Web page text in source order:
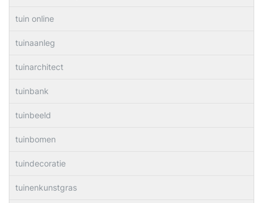
tuin online
tuinaanleg
tuinarchitect
tuinbank
tuinbeeld
tuinbomen
tuindecoratie
tuinenkunstgras